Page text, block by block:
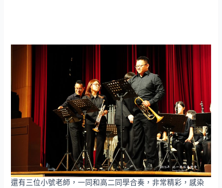
還有三位小號老師，一同和高二同學合奏，非常精彩，感染